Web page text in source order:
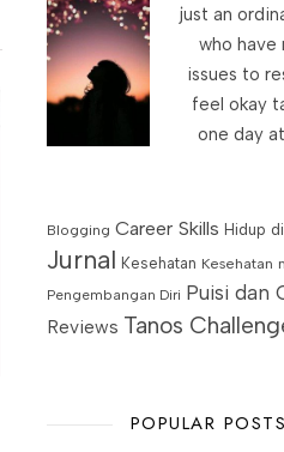
just an
who have
issues to
feel okay
one day
Blogging Career Skills Hidup
Jurnal Kesehatan Kesehatan
Pengembangan Diri Puisi dan
Reviews Tanos
POPULAR POSTS